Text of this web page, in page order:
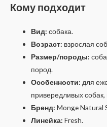
Кому подходит
Вид: собака.
Возраст: взрослая
Размер/породы:
пород.
Особенности: для
привередливых
Бренд: Monge Natural
Линейка: Fresh.